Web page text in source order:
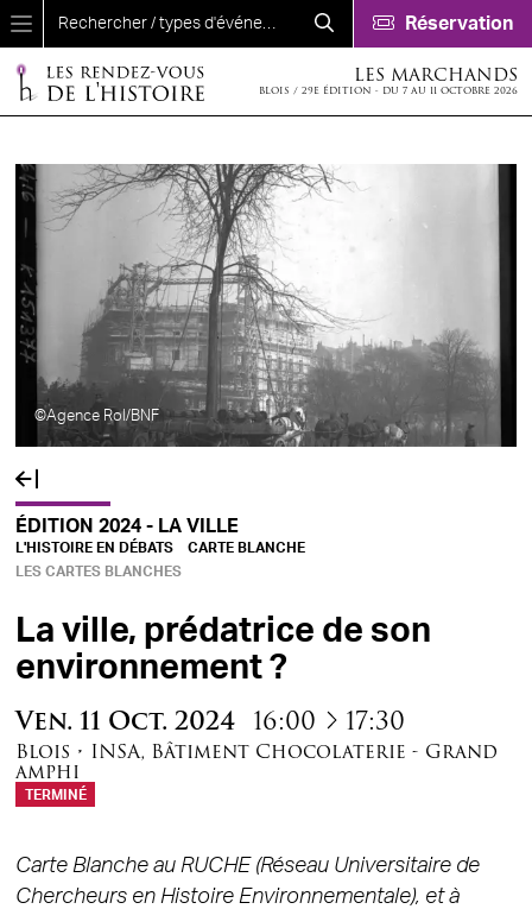
Aller au contenu principal
Réservation
LES MARCHANDS
BLOIS / 29E ÉDITION - DU 7 AU 11 OCTOBRE 2026
©Agence Rol/BNF
ÉDITION 2024 - LA VILLE
L'HISTOIRE EN DÉBATS
CARTE BLANCHE
LES CARTES BLANCHES
La ville, prédatrice de son
environnement ?
Ven. 11 Oct. 2024 16:00 à17:30
Blois • INSA, Bâtiment Chocolaterie - Grand
amphi
TERMINÉ
Carte Blanche au RUCHE (Réseau Universitaire de
Chercheurs en Histoire Environnementale), et à